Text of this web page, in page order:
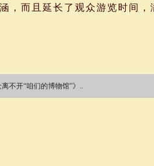
，而且延长了观众游览时间，
不开“咱们的博物馆”》..